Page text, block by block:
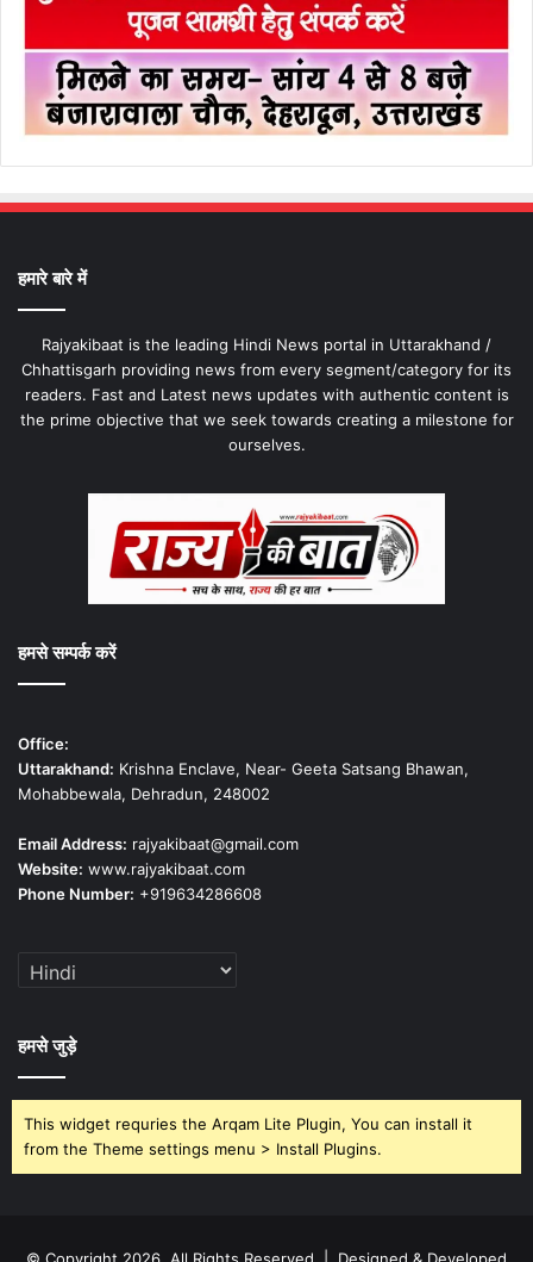
हमारे बारे में
Rajyakibaat is the leading Hindi News portal in Uttarakhand /
Chhattisgarh providing news from every segment/category for its
readers. Fast and Latest news updates with authentic content is
the prime objective that we seek towards creating a milestone for
ourselves.
हमसे सम्पर्क करें
Office:
Uttarakhand: Krishna Enclave, Near- Geeta Satsang Bhawan,
Mohabbewala, Dehradun, 248002
Email Address: rajyakibaat@gmail.com
Website: www.rajyakibaat.com
Phone Number: +919634286608
हमसे जुड़े
This widget requries the Arqam Lite Plugin, You can install it
from the Theme settings menu > Install Plugins.